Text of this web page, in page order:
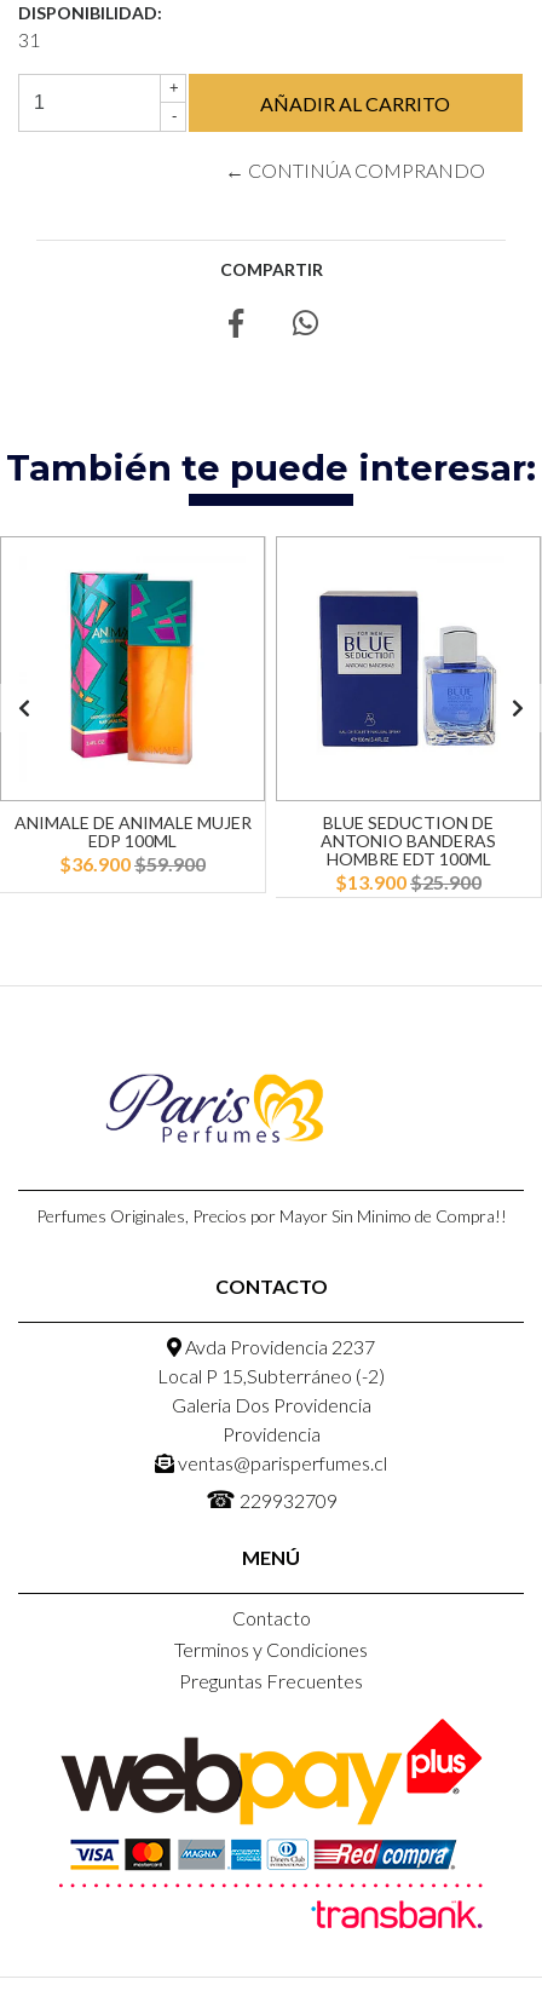
DISPONIBILIDAD:
31
+
-
← CONTINÚA COMPRANDO
COMPARTIR
También te puede interesar:
ANIMALE DE ANIMALE MUJER
EDP 100ML
$36.900$59.900
BLUE SEDUCTION DE
ANTONIO BANDERAS
HOMBRE EDT 100ML
$13.900$25.900
Perfumes Originales, Precios por Mayor Sin Minimo de Compra!!
CONTACTO
Avda Providencia 2237
Local P 15,Subterráneo (-2)
Galeria Dos Providencia
Providencia
ventas@parisperfumes.cl
☎ 229932709
MENÚ
Contacto
Terminos y Condiciones
Preguntas Frecuentes